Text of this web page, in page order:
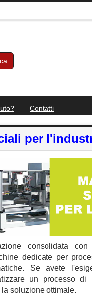
Contatti
per
consolidata con
dedicate per
Se avete
un processo di
soluzione ottimale.